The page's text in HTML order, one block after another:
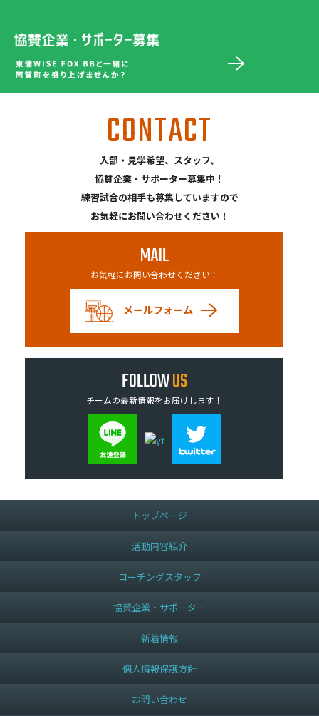
CONTACT
入部・見学希望、スタッフ、
協賛企業・サポーター募集中！
練習試合の相手も募集していますので
お気軽にお問い合わせください！
MAIL
お気軽にお問い合わせください！
メールフォーム
FOLLOWUS
チームの最新情報をお届けします！
トップページ
活動内容紹介
コーチングスタッフ
協賛企業・サポーター
新着情報
個人情報保護方針
お問い合わせ